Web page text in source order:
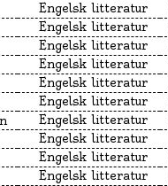
Engelsk litteratur
Engelsk litteratur
Engelsk litteratur
Engelsk litteratur
Engelsk litteratur
Engelsk litteratur
Engelsk litteratur
Engelsk litteratur
Engelsk litteratur
Engelsk litteratur